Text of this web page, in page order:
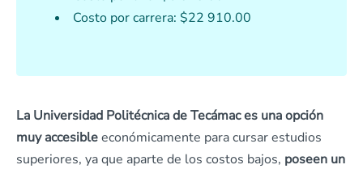
Costo por carrera: $22 910.00
La Universidad Politécnica de Tecámac es una opción
muy accesibleeconómicamente para cursar estudios
superiores, ya que aparte de los costos bajos, poseen un